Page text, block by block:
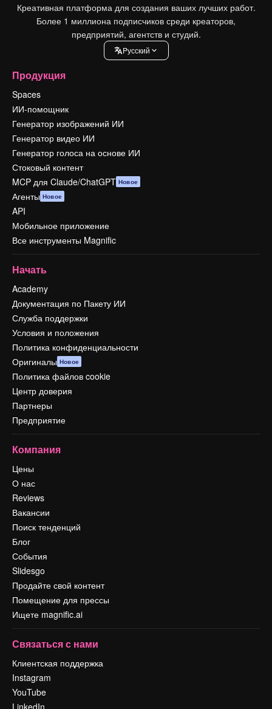
Креативная платформа для создания ваших лучших работ.
Более 1 миллиона подписчиков среди креаторов,
предприятий, агентств и студий.
Pусский
Продукция
Spaces
ИИ-помощник
Генератор изображений ИИ
Генератор видео ИИ
Генератор голоса на основе ИИ
Стоковый контент
MCP для Claude/ChatGPT Новое
Агенты Новое
API
Мобильное приложение
Все инструменты Magnific
Начать
Academy
Документация по Пакету ИИ
Служба поддержки
Условия и положения
Политика конфиденциальности
Оригиналы Новое
Политика файлов cookie
Центр доверия
Партнеры
Предприятие
Компания
Цены
О нас
Reviews
Вакансии
Поиск тенденций
Блог
События
Slidesgo
Продайте свой контент
Помещение для прессы
Ищете magnific.ai
Связаться с нами
Клиентская поддержка
Instagram
YouTube
LinkedIn